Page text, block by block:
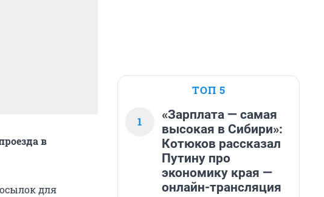
в
для
ТОП 5
1
«Зарплата — самая
высокая в Сибири»:
Котюков рассказал
Путину про
экономику края —
онлайн-трансляция